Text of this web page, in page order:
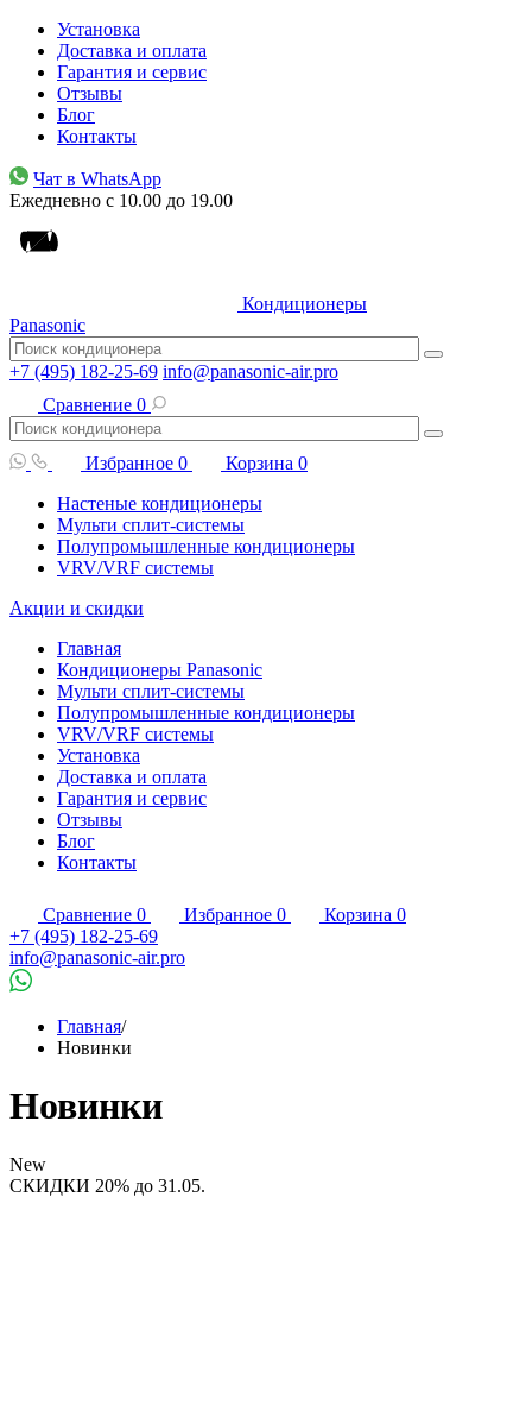
Установка
Доставка и оплата
Гарантия и сервис
Отзывы
Блог
Контакты
Чат в WhatsApp
Ежедневно с 10.00 до 19.00
Кондиционеры
Panasonic
+7 (495) 182-25-69 info@panasonic-air.pro
Сравнение 0
Избранное 0 Корзина 0
Настеные кондиционеры
Мульти сплит-системы
Полупромышленные кондиционеры
VRV/VRF системы
Акции и скидки
Главная
Кондиционеры Panasonic
Мульти сплит-системы
Полупромышленные кондиционеры
VRV/VRF системы
Установка
Доставка и оплата
Гарантия и сервис
Отзывы
Блог
Контакты
Сравнение 0 Избранное 0 Корзина 0
+7 (495) 182-25-69
info@panasonic-air.pro
Главная/
Новинки
Новинки
New
СКИДКИ 20% до 31.05.